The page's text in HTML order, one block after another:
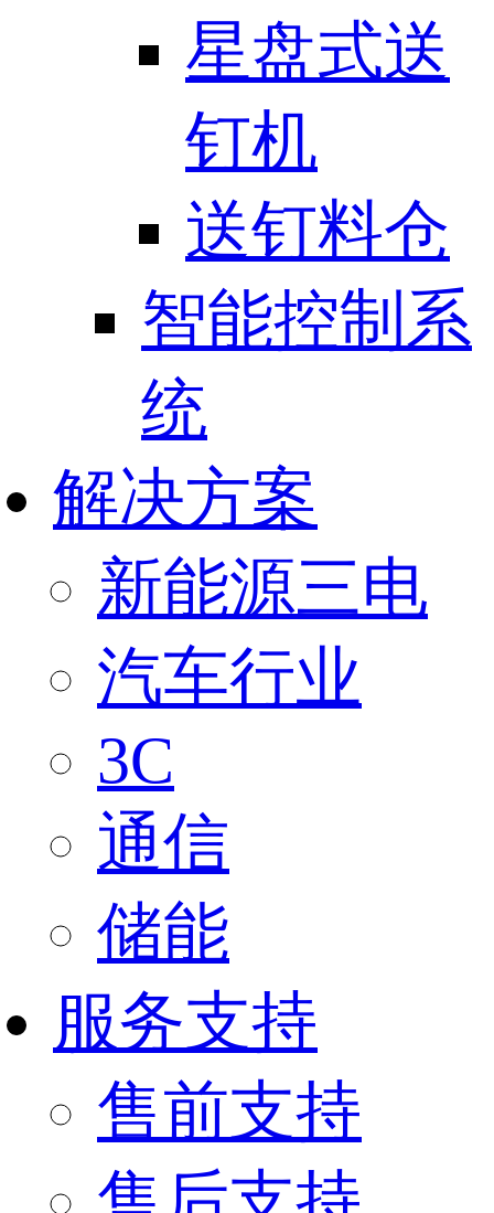
星盘式送
钉机
送钉料仓
智能控制系
统
解决方案
新能源三电
汽车行业
3C
通信
储能
服务支持
售前支持